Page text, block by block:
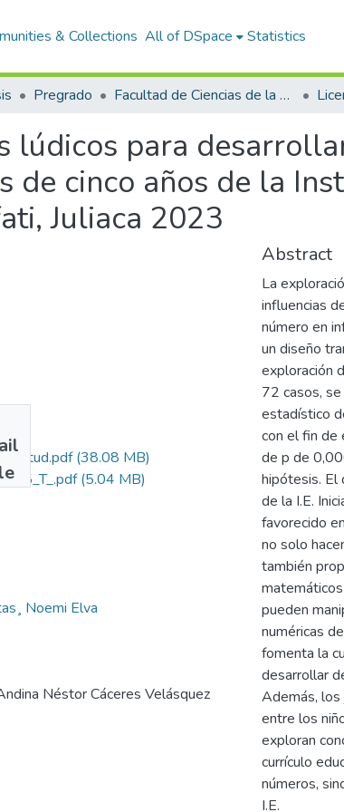
& Collections All of DSpace Statistics
Pregrado Facultad de Ciencias de la Educación
lúdicos para
de cinco años de la
Juliaca 2023
(38.08 MB)
(5.04 MB)
Noemi Elva
Néstor Cáceres Velásquez
Abstract
La
influencias
número en
un diseño
exploración
72 casos,
estadístico
con el fin de
de p de
hipótesis. El
de la I.E.
favorecido
no solo
también
pueden
numéricas
fomenta la
desarrollar
Además, los
entre los
exploran
currículo
números,
I.E.